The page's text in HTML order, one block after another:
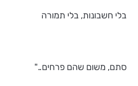
בלי חשבונות, בלי תמורה
סתם, משום שהם פרחים.."